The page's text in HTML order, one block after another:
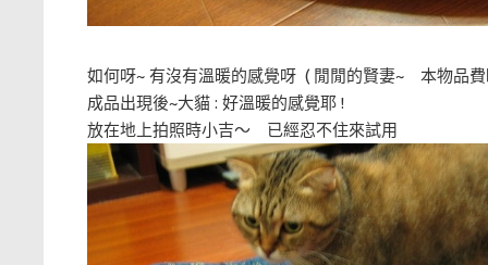
如何呀~ 有沒有溫暖的感覺呀 ( 閒閒的賢妻~ 本物
成品出現後~大貓 : 好溫暖的感覺耶 !
放在地上拍照時小吉～ 已經忍不住來試用